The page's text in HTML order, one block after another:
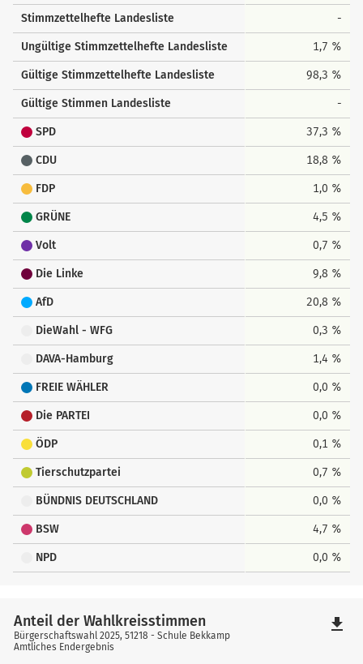
Stimmzettelhefte Landesliste -
Ungültige Stimmzettelhefte Landesliste 1,7 %
Gültige Stimmzettelhefte Landesliste 98,3 %
Gültige Stimmen Landesliste -
SPD 37,3 %
CDU 18,8 %
FDP 1,0 %
GRÜNE 4,5 %
Volt 0,7 %
Die Linke 9,8 %
AfD 20,8 %
DieWahl - WFG 0,3 %
DAVA-Hamburg 1,4 %
FREIE WÄHLER 0,0 %
Die PARTEI 0,0 %
ÖDP 0,1 %
Tierschutzpartei 0,7 %
BÜNDNIS DEUTSCHLAND 0,0 %
BSW 4,7 %
NPD 0,0 %
Anteil der Wahlkreisstimmen
Bürgerschaftswahl 2025, 51218 - Schule Bekkamp
Amtliches Endergebnis
file_download